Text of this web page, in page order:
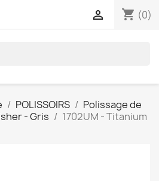
shopping_cart (0)

POLISSOIRS
Polissage de
- Gris
1702UM - Titanium